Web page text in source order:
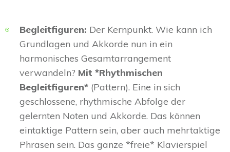
Begleitfiguren: Der Kernpunkt. Wie kann ich
Grundlagen und Akkorde nun in ein
harmonisches Gesamtarrangement
verwandeln? Mit *Rhythmischen
Begleitfiguren* (Pattern). Eine in sich
geschlossene, rhythmische Abfolge der
gelernten Noten und Akkorde. Das können
eintaktige Pattern sein, aber auch mehrtaktige
Phrasen sein. Das ganze *freie* Klavierspiel